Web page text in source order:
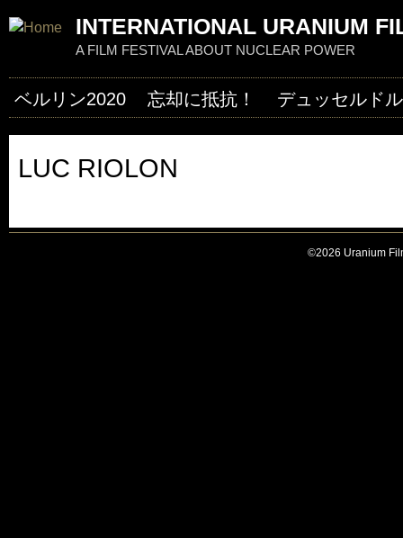
INTERNATIONAL URANIUM
A FILM FESTIVAL ABOUT NUCLEAR POWER
LUC RIOLON
ベルリン2020 忘却に抵抗！ デュッセルド
©2026 Uranium